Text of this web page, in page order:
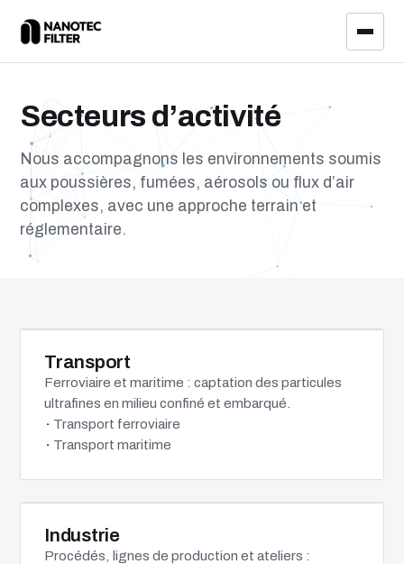
Secteurs d’activité
Nous accompagnons les environnements soumis
aux poussières, fumées, aérosols ou flux d’air
complexes, avec une approche terrain et
réglementaire.
Transport
Ferroviaire et maritime : captation des particules
ultrafines en milieu confiné et embarqué.
Transport ferroviaire
Transport maritime
Industrie
Procédés, lignes de production et ateliers :